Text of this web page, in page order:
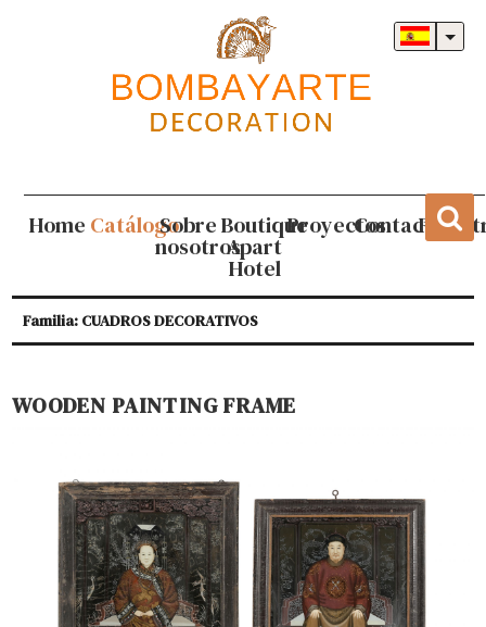
Home CatálogoSobre
nosotros
Boutique
Apart
Hotel
ProyectosContacto
Familia: CUADROS DECORATIVOS
WOODEN PAINTING FRAME